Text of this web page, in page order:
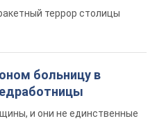
террор столицы
больницу в
и они не единственные